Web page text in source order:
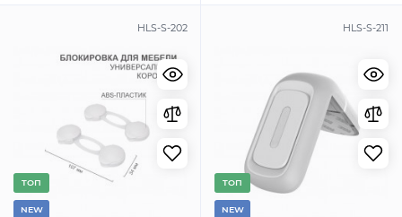
HLS-S-202
TОП
NEW
HLS-S-211
TОП
NEW